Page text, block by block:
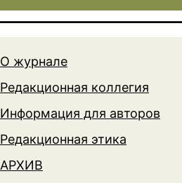
О журнале
Редакционная коллегия
Информация для авторов
Редакционная этика
АРХИВ